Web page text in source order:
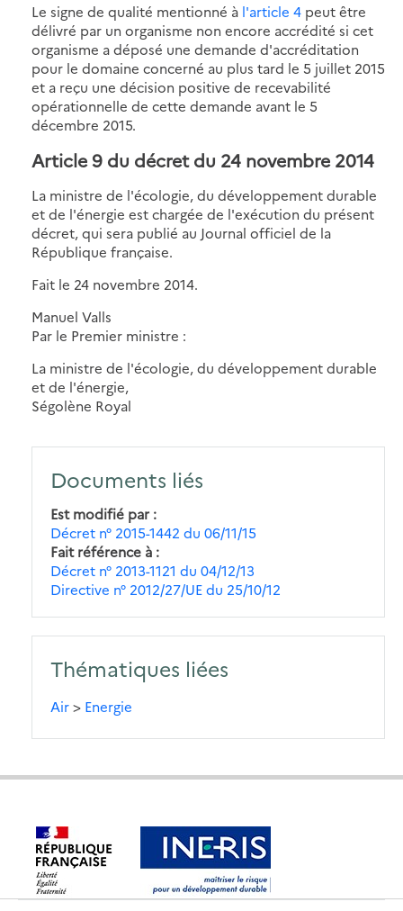
Le signe de qualité mentionné à l'article 4 peut être
délivré par un organisme non encore accrédité si cet
organisme a déposé une demande d'accréditation
pour le domaine concerné au plus tard le 5 juillet 2015
et a reçu une décision positive de recevabilité
opérationnelle de cette demande avant le 5
décembre 2015.
Article 9 du décret du 24 novembre 2014
La ministre de l'écologie, du développement durable
et de l'énergie est chargée de l'exécution du présent
décret, qui sera publié au Journal officiel de la
République française.
Fait le 24 novembre 2014.
Manuel Valls
Par le Premier ministre :
La ministre de l'écologie, du développement durable
et de l'énergie,
Ségolène Royal
Documents liés
Est modifié par
Décret n° 2015-1442 du 06/11/15
Fait référence à
Décret n° 2013-1121 du 04/12/13
Directive n° 2012/27/UE du 25/10/12
Thématiques liées
Air> Energie